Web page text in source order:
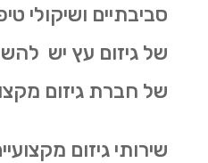
סביבתיים ושיקולי
של גיזום עץ יש
של חברת גיזום
שירותי גיזום